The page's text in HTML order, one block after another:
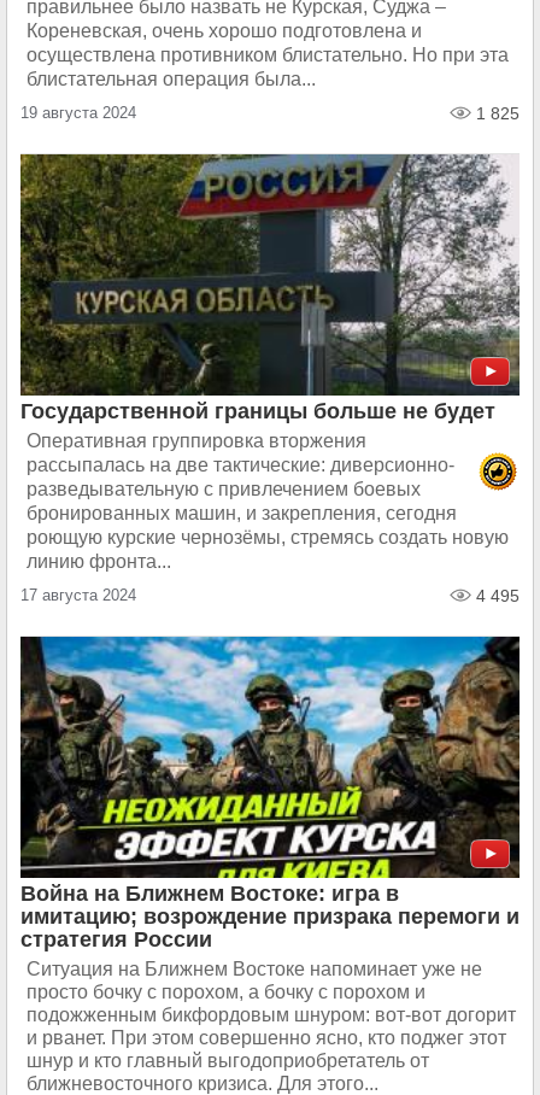
правильнее было назвать не Курская, Суджа –
Кореневская, очень хорошо подготовлена и
осуществлена противником блистательно. Но при эта
блистательная операция была...
19 августа 2024 1 825
Государственной границы больше не будет
Оперативная группировка вторжения
рассыпалась на две тактические: диверсионно-
разведывательную с привлечением боевых
бронированных машин, и закрепления, сегодня
роющую курские чернозёмы, стремясь создать новую
линию фронта...
17 августа 2024 4 495
Война на Ближнем Востоке: игра в
имитацию; возрождение призрака перемоги и
стратегия России
Ситуация на Ближнем Востоке напоминает уже не
просто бочку с порохом, а бочку с порохом и
подожженным бикфордовым шнуром: вот-вот догорит
и рванет. При этом совершенно ясно, кто поджег этот
шнур и кто главный выгодоприобретатель от
ближневосточного кризиса. Для этого...